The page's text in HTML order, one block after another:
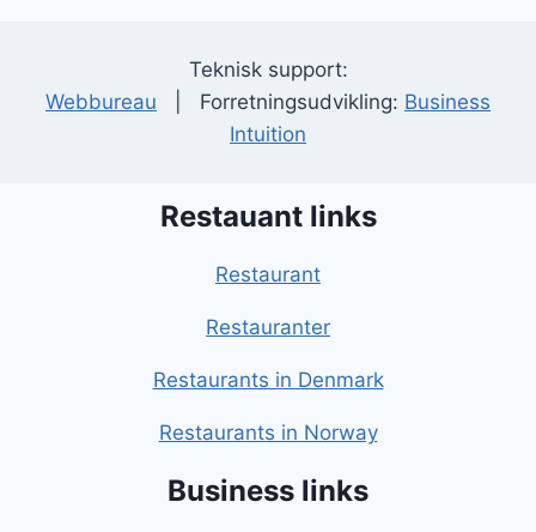
Teknisk support:
Webbureau | Forretningsudvikling: Business
Intuition
Restauant links
Restaurant
Restauranter
Restaurants in Denmark
Restaurants in Norway
Business links